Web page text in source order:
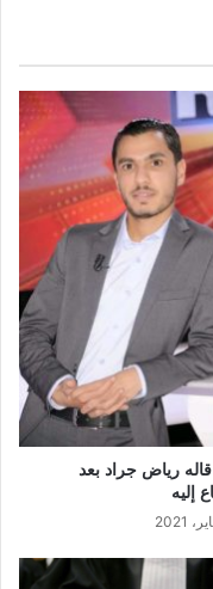
رياض جراد بعد
إليه